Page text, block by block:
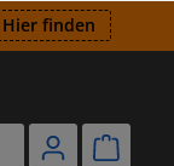
Hier finden